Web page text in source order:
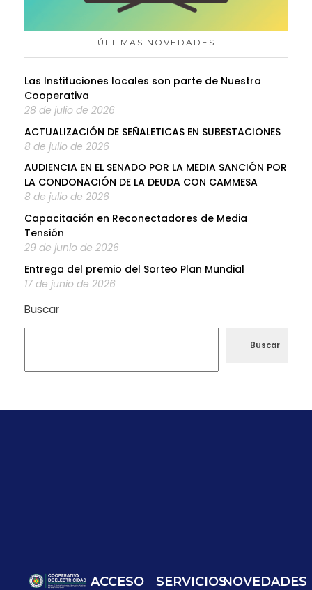
ÚLTIMAS NOVEDADES
Las Instituciones locales son parte de Nuestra
Cooperativa
28 de julio de 2026
ACTUALIZACIÓN DE SEÑALETICAS EN SUBESTACIONES
8 de julio de 2026
AUDIENCIA EN EL SENADO POR LA MEDIA SANCIÓN POR
LA CONDONACIÓN DE LA DEUDA CON CAMMESA
8 de julio de 2026
Capacitación en Reconectadores de Media
Tensión
29 de junio de 2026
Entrega del premio del Sorteo Plan Mundial
17 de junio de 2026
Buscar
Buscar
ACCESO
SERVICIOSNOVEDADES